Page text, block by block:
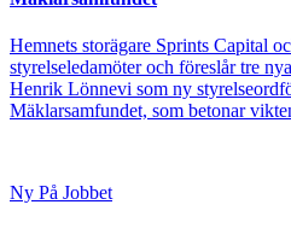
Hemnets storägare Sprints Capital
styrelseledamöter och föreslår tre
Henrik Lönnevi som ny
Mäklarsamfundet, som betonar
Ny På Jobbet